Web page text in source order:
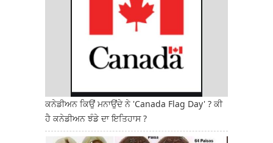
ਕਨੇਡੀਅਨ ਕਿਉਂ ਮਨਾਉਂਦੇ ਨੇ 'Canada Flag Day' ? ਕੀ
ਹੈ ਕਨੇਡੀਅਨ ਝੰਡੇ ਦਾ ਇਤਿਹਾਸ ?